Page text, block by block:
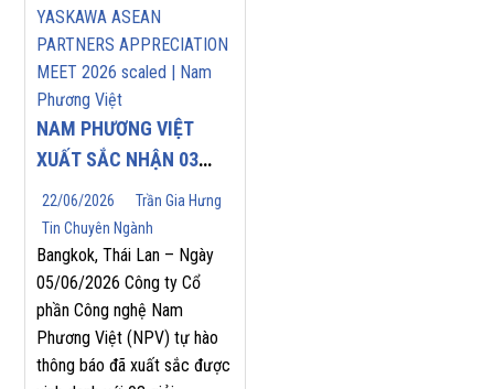
NAM PHƯƠNG VIỆT
XUẤT SẮC NHẬN 03
GIẢI THƯỞNG DANH
GIÁ TẠI YASKAWA
ASEAN PARTNERS’
APPRECIATION MEET
2026
22/06/2026
Trần Gia Hưng
Tin Chuyên Ngành
Bangkok, Thái Lan – Ngày
05/06/2026 Công ty Cổ
phần Công nghệ Nam
Phương Việt (NPV) tự hào
thông báo đã xuất sắc được